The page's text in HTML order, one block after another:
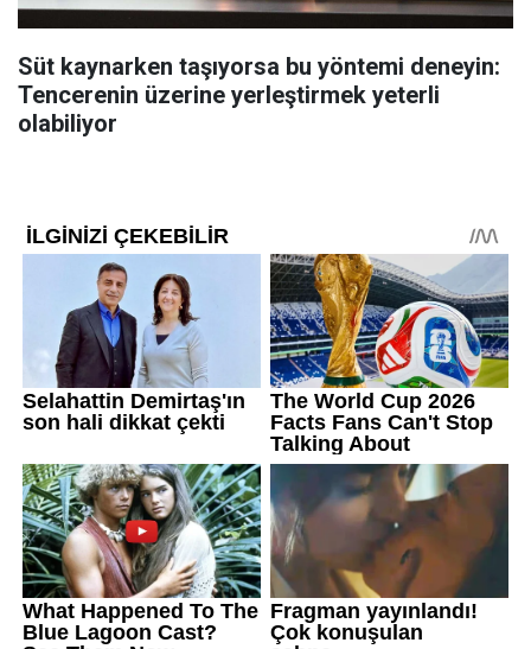
Süt kaynarken taşıyorsa bu yöntemi deneyin:
Tencerenin üzerine yerleştirmek yeterli
olabiliyor